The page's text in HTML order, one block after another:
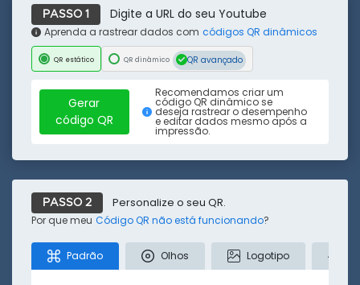
MP3 Vídeo Wifi Email
Evento Facebook Youtube Instagram
Localização Texto SMS
PASSO 1 Digite a URL do seu Youtube
Aprenda a rastrear dados com códigos QR dinâmicos
QR estático QR dinâmico QR avançado
Gerar
código QR
Recomendamos criar um
código QR dinâmico se
deseja rastrear o desempenho
e editar dados mesmo após a
impressão.
PASSO 2 Personalize o seu QR.
Por que meu Código QR não está funcionando?
Padrão Olhos Logotipo